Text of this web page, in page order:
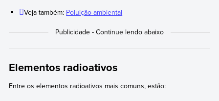
Veja também: Poluição ambiental
Elementos radioativos
Entre os elementos radioativos mais comuns, estão: